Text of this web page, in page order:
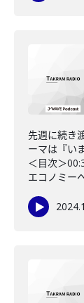
先週に続き
ーマは『い
＜目次＞
エコノミー